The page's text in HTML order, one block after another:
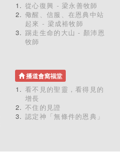
從心復興 - 梁永善牧師
儆醒、信服、在恩典中站
起來 - 梁成裕牧師
踢走生命的大山 - 顏沛恩
牧師
播道會窩福堂
看不見的聖靈，看得見的
增長
不住的見證
認定神「無條件的恩典」